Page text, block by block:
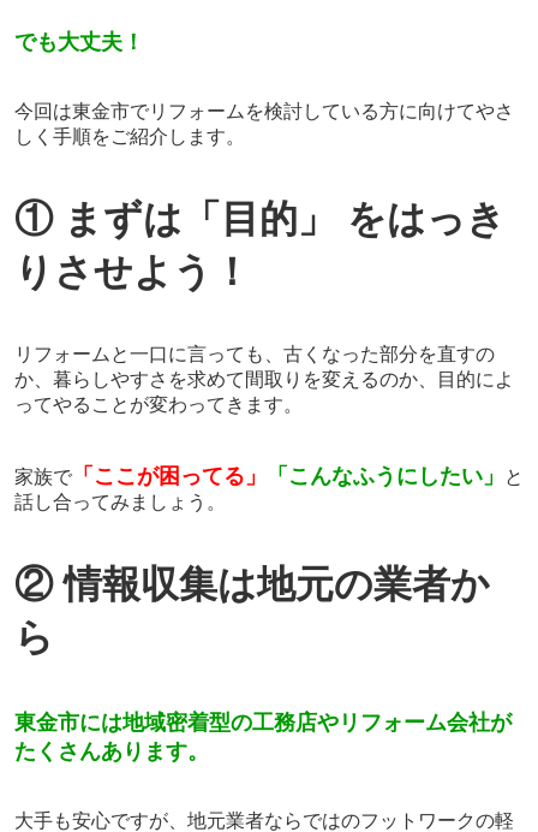
でも大丈夫！
今回は東金市でリフォームを検討している方に向けてやさ
しく手順をご紹介します。
① まずは「目的」
をはっき
りさせよう！
リフォームと一口に言っても、古くなった部分を直すの
か、暮らしやすさを求めて間取りを変えるのか、目的によ
ってやることが変わってきます。
家族で「ここが困ってる」 「こんなふうにしたい」
と
話し合ってみましょう。
② 情報収集は地元の業者か
ら
東金市には地域密着型の工務店やリフォーム会社が
たくさんあります。
大手も安心ですが、地元業者ならではのフットワークの軽